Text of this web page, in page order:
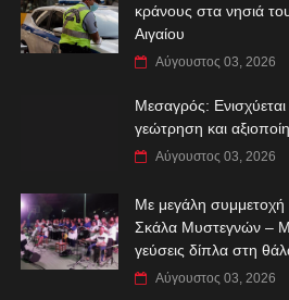
κράνους στα νησιά
Αιγαίου
Αύγουστος 03, 2026
Μεσαγρός:
γεώτρηση και
Αύγουστος 03, 2026
Με μεγάλη συμμετοχή
Σκάλα Μυστεγνών –
γεύσεις δίπλα στη
Αύγουστος 03, 2026